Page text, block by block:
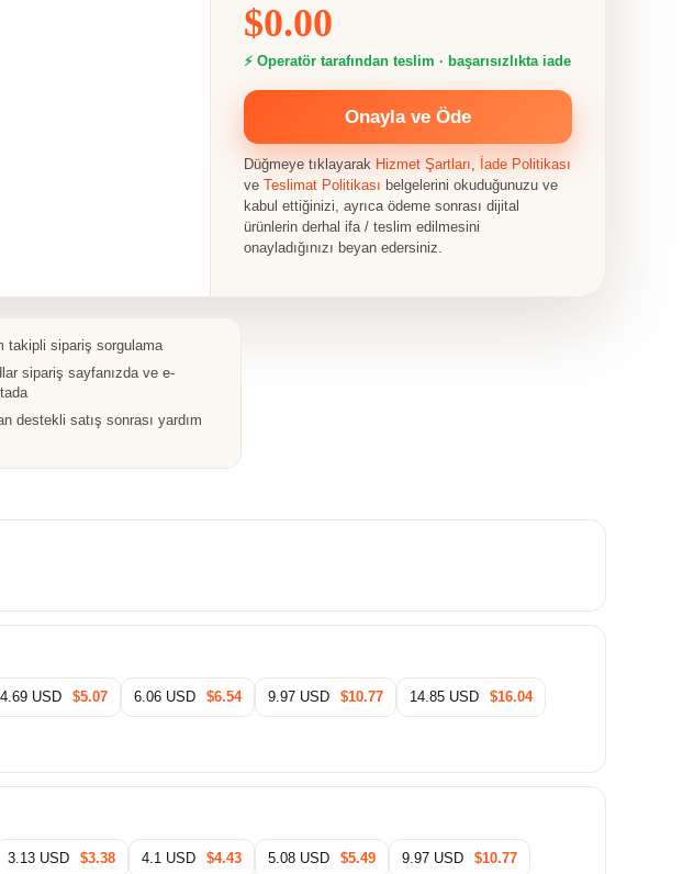
$0.00
⚡ Operatör tarafından teslim · başarısızlıkta iade
Onayla ve Öde
Düğmeye tıklayarak Hizmet Şartları,
İade Politikası
ve
Teslimat Politikası belgelerini okuduğunuzu ve
kabul ettiğinizi, ayrıca ödeme sonrası dijital
ürünlerin derhal ifa / teslim edilmesini
onayladığınızı beyan edersiniz.
takipli sipariş sorgulama
sipariş sayfanızda ve e-
destekli satış sonrası yardım
4.69 USD $5.07 6.06 USD $6.54 9.97 USD $10.77 14.85 USD $16.04
3.13 USD $3.38 4.1 USD $4.43 5.08 USD $5.49 9.97 USD $10.77